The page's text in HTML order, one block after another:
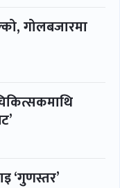
गोलबजारमा
‘गुणस्तर’